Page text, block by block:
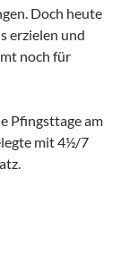
Doch heute
erzielen und
noch für
Pfingsttage am
mit 4½/7